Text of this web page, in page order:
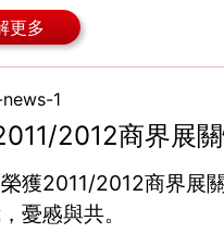
更多
2012商界展
獲2011/2012商界展
憂慼與共。